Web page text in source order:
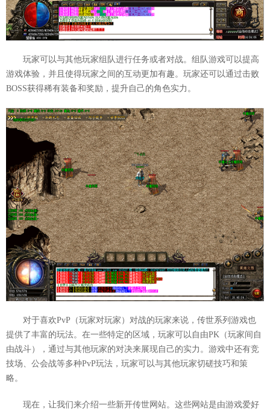
玩家可以与其他玩家组队进行任务或者对战。组队游戏可以提高
游戏体验，并且使得玩家之间的互动更加有趣。玩家还可以通过击败
BOSS获得稀有装备和奖励，提升自己的角色实力。
对于喜欢PvP（玩家对玩家）对战的玩家来说，传世系列游戏也
提供了丰富的玩法。在一些特定的区域，玩家可以自由PK（玩家间自
由战斗），通过与其他玩家的对决来展现自己的实力。游戏中还有竞
技场、公会战等多种PvP玩法，玩家可以与其他玩家切磋技巧和策
略。
现在，让我们来介绍一些新开传世网站。这些网站是由游戏爱好